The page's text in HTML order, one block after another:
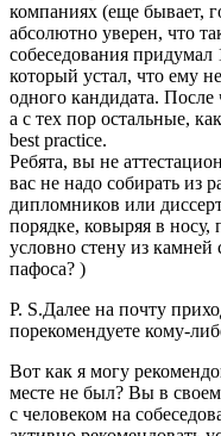
компаниях (еще бывает,
абсолютно уверен, что
собеседования
который устал, что ему
одного кандидата. После
а с тех пор остальные,
best practice.
Ребята, вы не
вас не надо собирать из
дипломников или
порядке, ковыряя в носу,
условно стену из камней
пафоса? )
P. S.Далее на почту
порекомендуете
Вот как я могу
месте не был? Вы в
с человеком на